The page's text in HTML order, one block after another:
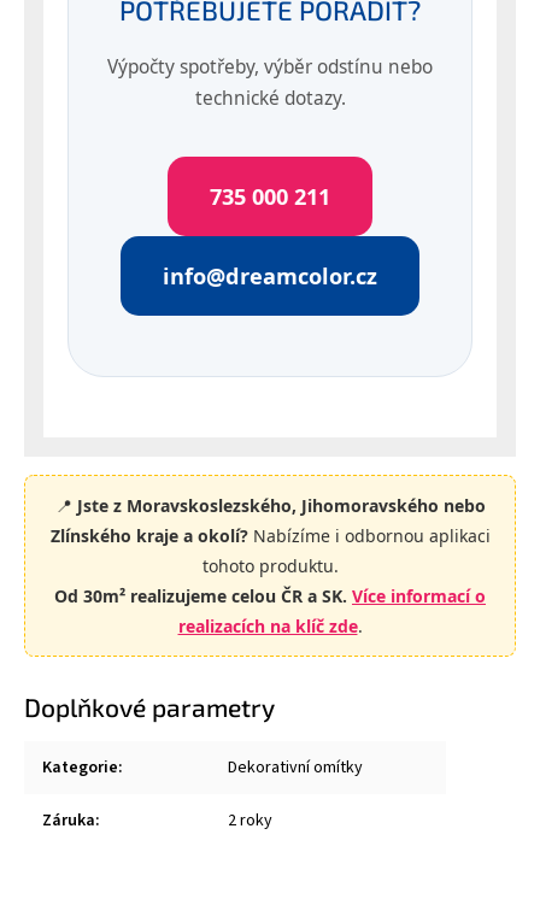
POTŘEBUJETE PORADIT?
Výpočty spotřeby, výběr odstínu nebo
technické dotazy.
735 000 211
info@dreamcolor.cz
📍 Jste z Moravskoslezského, Jihomoravského nebo
Zlínského kraje a okolí?Nabízíme i odbornou aplikaci
tohoto produktu.
Od 30m² realizujeme celou ČR a SK. Více informací o
realizacích na klíč zde.
Doplňkové parametry
Kategorie: Dekorativní omítky
Záruka: 2 roky